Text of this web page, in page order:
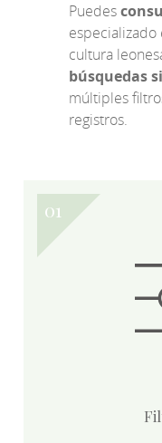
Puedes
cultura
búsquedas
múltiples
registros.